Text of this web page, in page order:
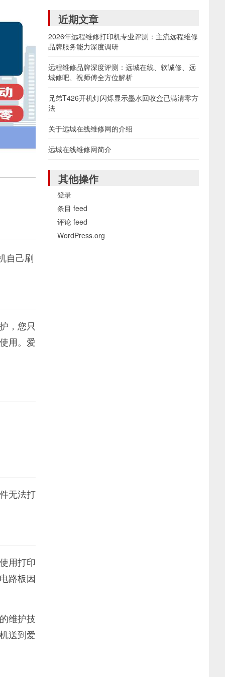
自己刷
，您只
用。爱
无法打
用打印
路板因
维护技
送到爱
近期文章
2026年远程维修打印机专业评测：主流远程维修
品牌服务能力深度调研
远程维修品牌深度评测：远城在线、软诚修、远
城修吧、祝师傅全方位解析
兄弟T426开机灯闪烁显示墨水回收盒已满清零方
法
关于远城在线维修网的介绍
远城在线维修网简介
其他操作
登录
条目 feed
评论 feed
WordPress.org